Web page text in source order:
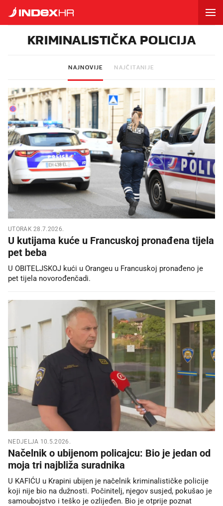
KRIMINALISTIČKA POLICIJA
NAJNOVIJE NAJČITANIJE
UTORAK 28.7.2026.
U kutijama kuće u Francuskoj pronađena tijela
pet beba
U OBITELJSKOJ kući u Orangeu u Francuskoj pronađeno je
pet tijela novorođenčadi.
NEDJELJA 10.5.2026.
Načelnik o ubijenom policajcu: Bio je jedan od
moja tri najbliža suradnika
U KAFIĆU u Krapini ubijen je načelnik kriminalističke policije
koji nije bio na dužnosti. Počinitelj, njegov susjed, pokušao je
samoubojstvo i teško je ozlijeđen. Bio je otprije poznat